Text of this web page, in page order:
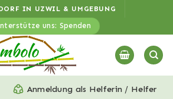
IN UZWIL & UMGEBUNG
uns: Spenden
Anmeldung als Helferin / Helfer